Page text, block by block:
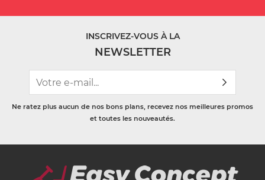
INSCRIVEZ-VOUS À LA
NEWSLETTER
Ne ratez plus aucun de nos bons plans, recevez nos meilleures promos
et toutes les nouveautés.